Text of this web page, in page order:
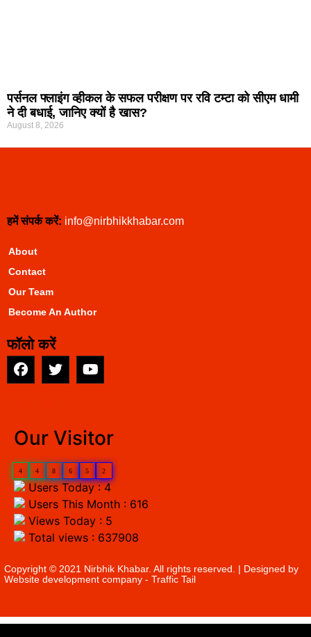
पर्सनल फ्लाइंग व्हीकल के सफल परीक्षण पर रवि टम्टा को सीएम धामी
ने दी बधाई, जानिए क्यों है खास?
August 8, 2026
हमें संपर्क करें: info@nirbhikkhabar.com
About
Contact
Our Team
Become An Author
फॉलो करें
Our Visitor
4 4 8 6 5 2
Users Today : 4
Users This Month : 616
Views Today : 5
Total views : 637908
Copyright © 2021 Nirbhik Khabar. All rights reserved. | Designed by
Website development company - Traffic Tail